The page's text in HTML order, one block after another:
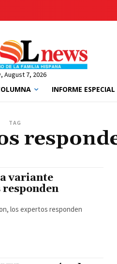
August 7, 2026
INFORME ESPECIAL
TAG
variante
los expertos responden